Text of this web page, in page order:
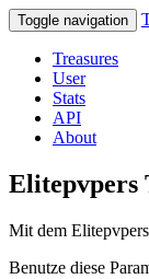
Toggle navigation
Treasures
User
Stats
API
About
Elitepvpers
Mit dem
Benutze diese